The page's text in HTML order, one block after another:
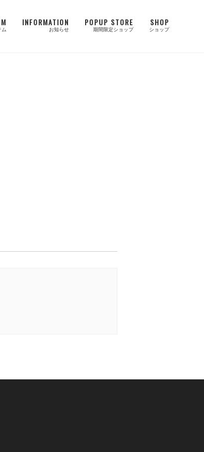
INFORMATION
お知らせ
POPUP STORE
期間限定ショップ
SHOP
ショップ